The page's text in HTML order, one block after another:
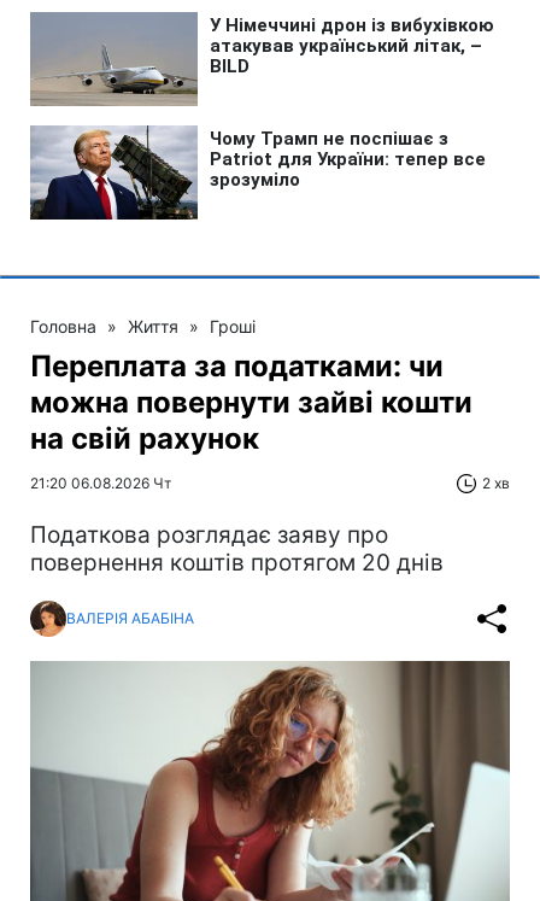
Головна » Життя » Гроші
Переплата за податками: чи
можна повернути зайві кошти
на свій рахунок
21:20 06.08.2026 Чт 2 хв
Податкова розглядає заяву про
повернення коштів протягом 20 днів
ВАЛЕРІЯ АБАБІНА